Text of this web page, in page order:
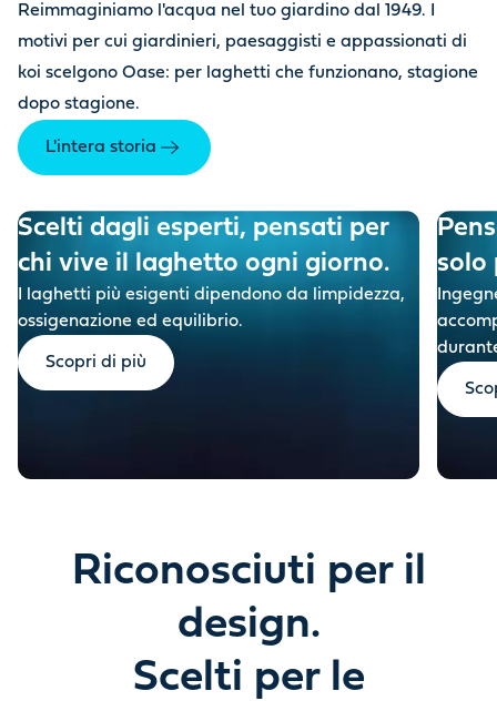
Reimmaginiamo l'acqua nel tuo giardino dal 1949. I
motivi per cui giardinieri, paesaggisti e appassionati di
koi scelgono Oase: per laghetti che funzionano, stagione
dopo stagione.
L'intera storia
Scelti dagli esperti, pensati per
chi vive il laghetto ogni giorno.
I laghetti più esigenti dipendono da limpidezza,
ossigenazione ed equilibrio.
Scopri di più
solo
Riconosciuti per il
design.
Scelti per le